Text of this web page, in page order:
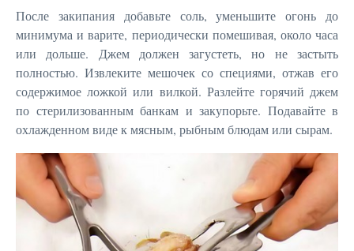
После закипания добавьте соль, уменьшите огонь до
минимума и варите, периодически помешивая, около часа
или дольше. Джем должен загустеть, но не застыть
полностью. Извлеките мешочек со специями, отжав его
содержимое ложкой или вилкой. Разлейте горячий джем
по стерилизованным банкам и закупорьте. Подавайте в
охлажденном виде к мясным, рыбным блюдам или сырам.